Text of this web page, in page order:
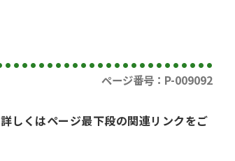
ページ番号：P-009092
しくはページ最下段の関連リンクをご